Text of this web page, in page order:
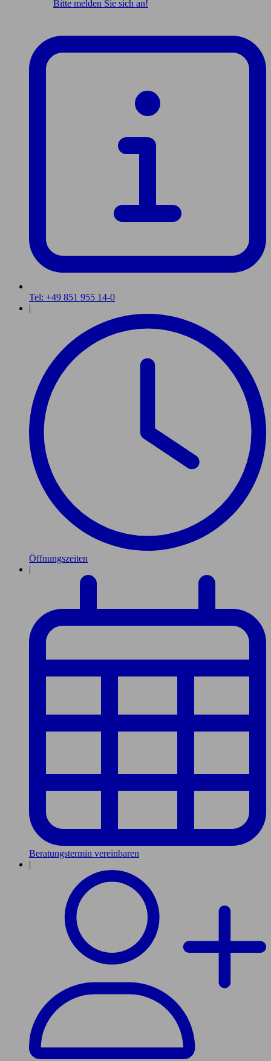
Bitte melden Sie sich an!
Tel: +49 851 955 14-0
|
Öffnungszeiten
|
Beratungstermin vereinbaren
|